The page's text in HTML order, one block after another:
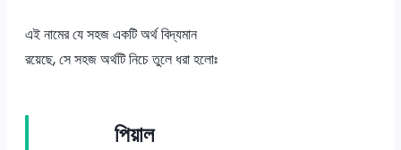
এই নামের যে সহজ একটি অর্থ বিদ্যমান
রয়েছে, সে সহজ অর্থটি নিচে তুলে ধরা হলোঃ
পিয়াল